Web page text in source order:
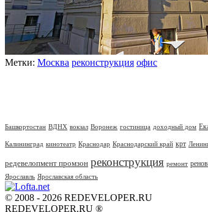
Метки: Москва реконструкция офис
Башкортостан ВДНХ вокзал Воронеж гостиница доходный дом
Калининград кинотеатр Краснодар Краснодарский край крт
редевелопмент промзон реконструкция ремонт
Ярославль Ярославская область
© 2008 - 2026 REDEVELOPER.RU
REDEVELOPER.RU ®